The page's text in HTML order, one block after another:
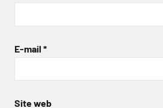
E-mail *
Site web